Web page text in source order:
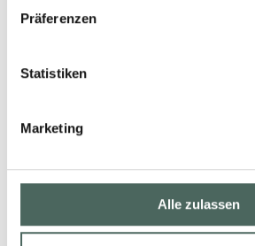
Präferenzen
Statistiken
Marketing
Alle zulassen